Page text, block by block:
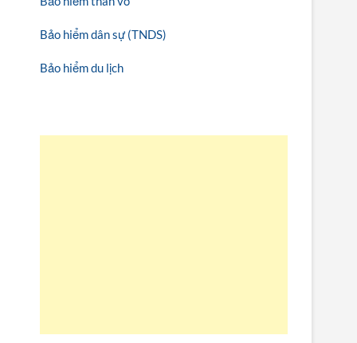
Bảo hiểm dân sự (TNDS)
Bảo hiểm du lịch